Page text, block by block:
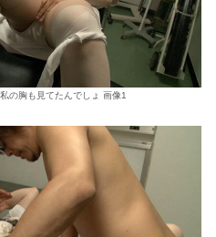
の胸も見てたんでしょ 画像1